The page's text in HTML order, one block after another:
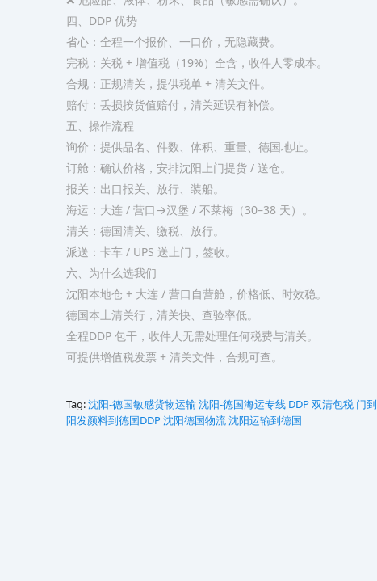
四、DDP 优势
省心：全程一个报价、一口价，无隐藏费。
完税：关税 + 增值税（19%）全含，收件人零成本。
合规：正规清关，提供税单 + 清关文件。
赔付：丢损按货值赔付，清关延误有补偿。
五、操作流程
询价：提供品名、件数、体积、重量、德国地址。
订舱：确认价格，安排沈阳上门提货 / 送仓。
报关：出口报关、放行、装船。
海运：大连 / 营口→汉堡 / 不莱梅（30–38 天）。
清关：德国清关、缴税、放行。
派送：卡车 / UPS 送上门，签收。
六、为什么选我们
沈阳本地仓 + 大连 / 营口自营舱，价格低、时效稳。
德国本土清关行，清关快、查验率低。
全程DDP 包干，收件人无需处理任何税费与清关。
可提供增值税发票 + 清关文件，合规可查。
Tag:沈阳-德国敏感货物运输沈阳-德国海运专线 DDP 双清包税 门
阳发颜料到德国DDP沈阳德国物流沈阳运输到德国